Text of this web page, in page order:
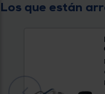
Los que están